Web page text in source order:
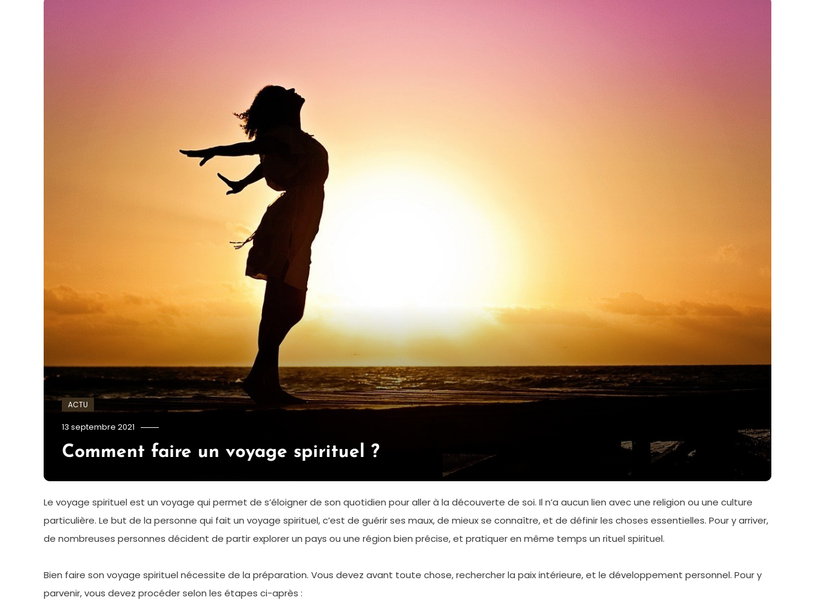
ACTU
13 septembre 2021
Comment faire un voyage spirituel ?
Le voyage spirituel est un voyage qui permet de s’éloigner de son quotidien pour aller à la découverte de soi. Il n’a aucun lien avec une religion ou une culture
particulière. Le but de la personne qui fait un voyage spirituel, c’est de guérir ses maux, de mieux se connaître, et de définir les choses essentielles. Pour y arriver,
de nombreuses personnes décident de partir explorer un pays ou une région bien précise, et pratiquer en même temps un rituel spirituel.
Bien faire son voyage spirituel nécessite de la préparation. Vous devez avant toute chose, rechercher la paix intérieure, et le développement personnel. Pour y
parvenir, vous devez procéder selon les étapes ci-après :